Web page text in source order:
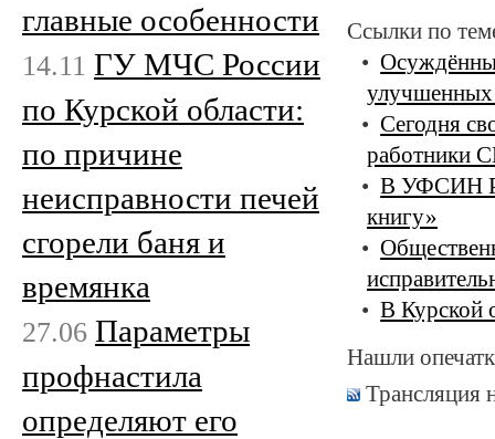
Ссылки по
улучшенных
Сегодня
работники
В УФСИН
книгу»
В Курской
Нашли
Трансляция
главные особенности
14.11 ГУ МЧС России
по Курской области:
по причине
неисправности печей
сгорели баня и
времянка
27.06 Параметры
профнастила
определяют его